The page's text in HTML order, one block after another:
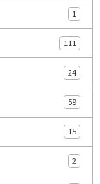
1
111
24
59
15
2